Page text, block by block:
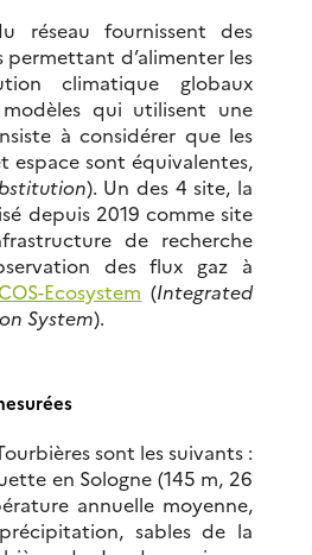
réseau fournissent des
d’alimenter les
climatique globaux
qui utilisent une
à considérer que les
espace sont équivalentes,
). Un des 4 site, la
depuis 2019 comme site
de recherche
des flux gaz à
Ecosystem (Integrated
System).
sont les suivants :
en Sologne (145 m, 26
annuelle moyenne,
sables de la